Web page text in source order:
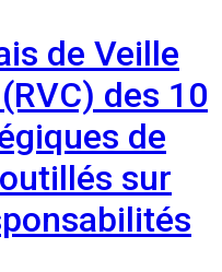
de Veille
des 10
de
outillés sur